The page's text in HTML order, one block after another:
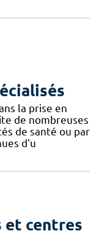
la prise en
de nombreuses
de santé ou par
d'u
et centres